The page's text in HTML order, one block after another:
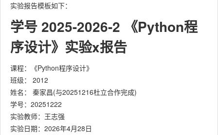
实验报告模板如下：
学号 2025-2026-2 《Python程
序设计》实验x报告
课程：《Python程序设计》
班级： 2012
姓名： 秦家昌(与20251216杜立合作完成)
学号：20251222
实验教师：王志强
实验日期：2026年4月28日